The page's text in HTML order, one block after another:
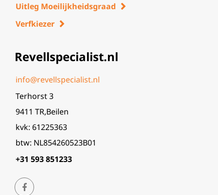
Uitleg Moeilijkheidsgraad
Verfkiezer
Revellspecialist.nl
info@revellspecialist.nl
Terhorst 3
9411 TR,Beilen
kvk: 61225363
btw: NL854260523B01
+31 593 851233